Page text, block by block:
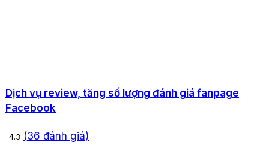
Dịch vụ review, tăng số lượng đánh giá fanpage
Facebook
4.3 (36 đánh giá)